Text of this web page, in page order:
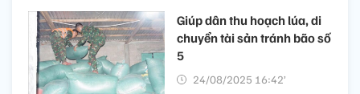
Giúp dân thu hoạch lúa, di
chuyển tài sản tránh bão số
5
24/08/2025 16:42’